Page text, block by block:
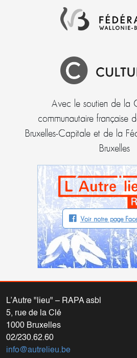
Avec le soutien de la
communautaire française
Bruxelles-Capitale et de la
Bruxelles
Voir notre page
L’Autre "lieu" – RAPA asbl
5, rue de la Clé
1000 Bruxelles
02/230.62.60
info@autrelieu.be